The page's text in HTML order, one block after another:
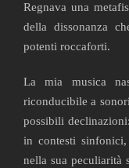
Regnava una
della dissonanza
potenti roccaforti.
La mia musica
riconducibile a
possibili
in contesti
nella sua peculiarità